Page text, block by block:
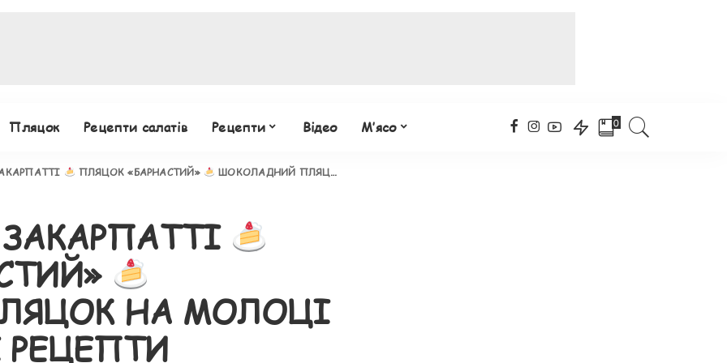
Пляцок Рецепти салатів Рецепти Відео М’ясо 0
ПЛЯЦОК «БАРНАСТИЙ» ШОКОЛАДНИЙ ПЛЯЦОК НА МОЛОЦІ
НА МОЛОЦІ